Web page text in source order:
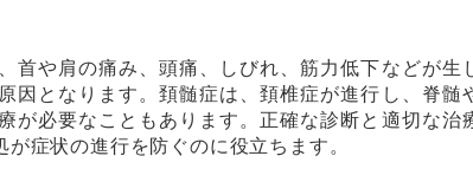
首や肩の痛み、頭痛、しびれ、筋力低下などが生
因となります。頚髄症は、頚椎症が進行し、脊髄
が必要なこともあります。正確な診断と適切な治
症状の進行を防ぐのに役立ちます。